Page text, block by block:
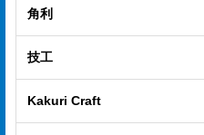
角利
技工
Kakuri Craft